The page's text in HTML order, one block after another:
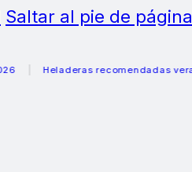
Saltar al pie de página
Heladeras recomendadas verano